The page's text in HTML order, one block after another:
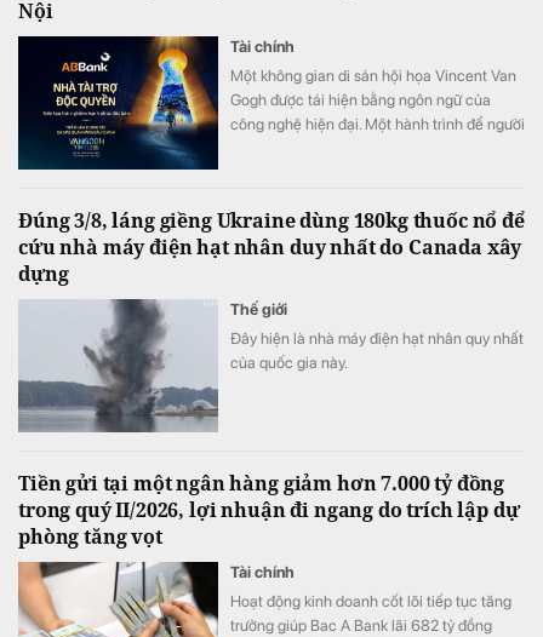
Nội
Tài chính
Một không gian di sản hội họa Vincent Van
Gogh được tái hiện bằng ngôn ngữ của
công nghệ hiện đại. Một hành trình để người
ABBank đồng hành kiến tạo một hành trình
trải nghiệm hạnh phúc độc bản, khó quên
Đúng 3/8, láng giềng Ukraine dùng 180kg thuốc nổ để
cứu nhà máy điện hạt nhân duy nhất do Canada xây
dựng
Thế giới
Đây hiện là nhà máy điện hạt nhân quy nhất
của quốc gia này.
Tiền gửi tại một ngân hàng giảm hơn 7.000 tỷ đồng
trong quý II/2026, lợi nhuận đi ngang do trích lập dự
phòng tăng vọt
Tài chính
Hoạt động kinh doanh cốt lõi tiếp tục tăng
trưởng giúp Bac A Bank lãi 682 tỷ đồng